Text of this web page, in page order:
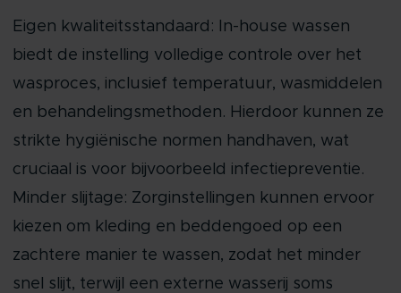
Eigen kwaliteitsstandaard: In-house wassen
biedt de instelling volledige controle over het
wasproces, inclusief temperatuur, wasmiddelen
en behandelingsmethoden. Hierdoor kunnen ze
strikte hygiënische normen handhaven, wat
cruciaal is voor bijvoorbeeld infectiepreventie.
Minder slijtage: Zorginstellingen kunnen ervoor
kiezen om kleding en beddengoed op een
zachtere manier te wassen, zodat het minder
snel slijt, terwijl een externe wasserij soms